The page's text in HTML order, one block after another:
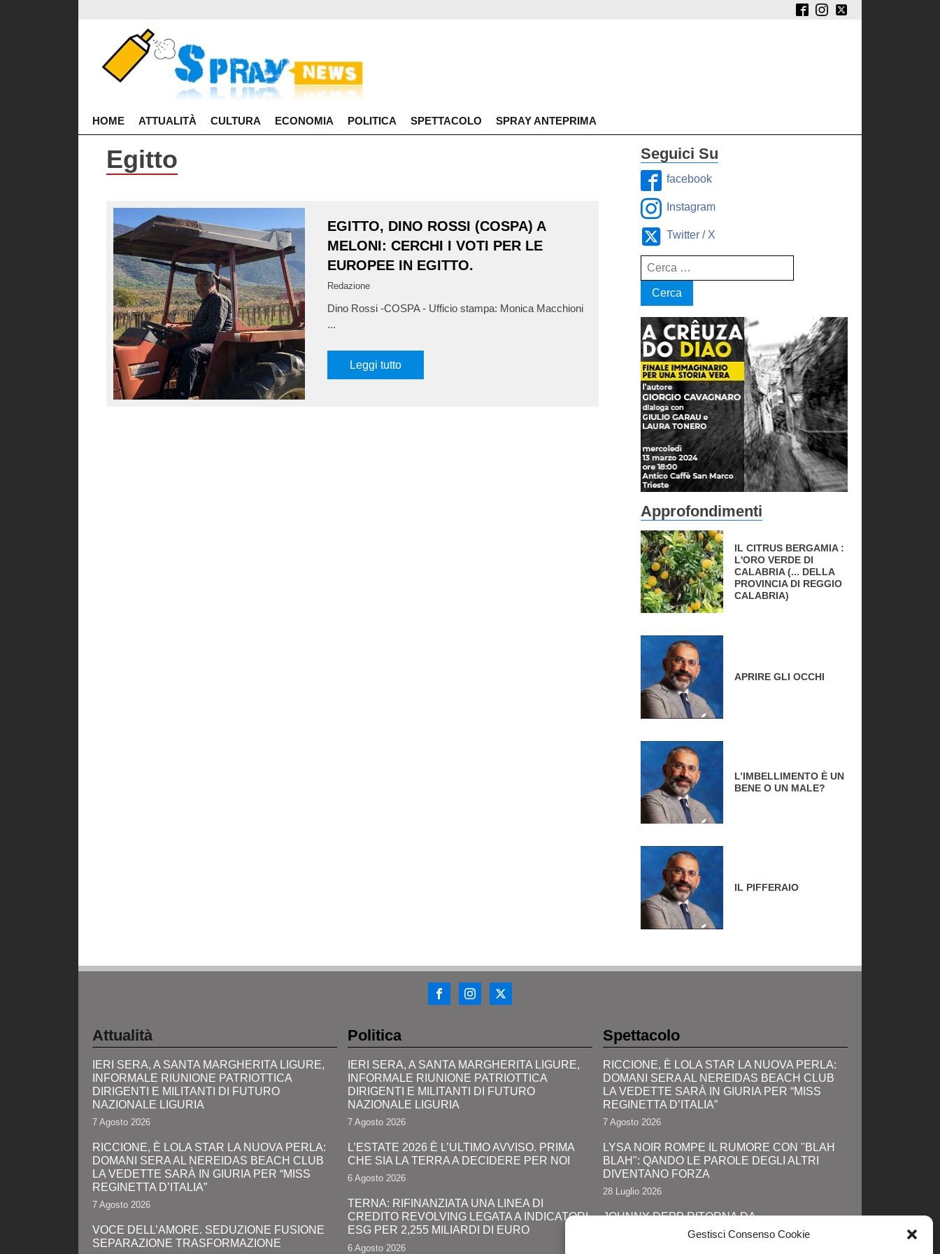
Gestisci Consenso Cookie
HOME ATTUALITÀ CULTURA ECONOMIA POLITICA SPETTACOLO SPRAY ANTEPRIMA
Egitto
EGITTO, DINO ROSSI (COSPA) A
MELONI: CERCHI I VOTI PER LE
EUROPEE IN EGITTO.
Redazione
Dino Rossi -COSPA - Ufficio stampa: Monica Macchioni
...
Leggi tutto
Seguici Su
facebook
Instagram
Twitter / X
Ricerca
per:
Approfondimenti
IL CITRUS BERGAMIA :
L'ORO VERDE DI
CALABRIA (... DELLA
PROVINCIA DI REGGIO
CALABRIA)
APRIRE GLI OCCHI
L’IMBELLIMENTO È UN
BENE O UN MALE?
IL PIFFERAIO
Attualità
IERI SERA, A SANTA MARGHERITA LIGURE,
INFORMALE RIUNIONE PATRIOTTICA
DIRIGENTI E MILITANTI DI FUTURO
NAZIONALE LIGURIA
7 Agosto 2026
RICCIONE, È LOLA STAR LA NUOVA PERLA:
DOMANI SERA AL NEREIDAS BEACH CLUB
LA VEDETTE SARÀ IN GIURIA PER “MISS
REGINETTA D’ITALIA”
7 Agosto 2026
VOCE DELL’AMORE. SEDUZIONE FUSIONE
SEPARAZIONE TRASFORMAZIONE
Politica
IERI SERA, A SANTA MARGHERITA LIGURE,
INFORMALE RIUNIONE PATRIOTTICA
DIRIGENTI E MILITANTI DI FUTURO
NAZIONALE LIGURIA
7 Agosto 2026
L’ESTATE 2026 È L’ULTIMO AVVISO. PRIMA
CHE SIA LA TERRA A DECIDERE PER NOI
6 Agosto 2026
TERNA: RIFINANZIATA UNA LINEA DI
CREDITO REVOLVING LEGATA A INDICATORI
ESG PER 2,255 MILIARDI DI EURO
6 Agosto 2026
Spettacolo
RICCIONE, È LOLA STAR LA NUOVA PERLA:
DOMANI SERA AL NEREIDAS BEACH CLUB
LA VEDETTE SARÀ IN GIURIA PER “MISS
REGINETTA D’ITALIA”
7 Agosto 2026
LYSA NOIR ROMPE IL RUMORE CON "BLAH
BLAH": QANDO LE PAROLE DEGLI ALTRI
DIVENTANO FORZA
28 Luglio 2026
JOHNNY DEPP RITORNA DA
PROTAGONISTA: IL GRANDE SHOW AL